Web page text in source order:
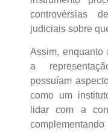
controvérsias
judiciais sobre
Assim, enquanto
a
possuíam
como um
lidar com a